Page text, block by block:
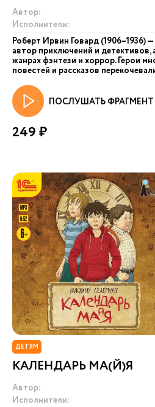
Автор:
Исполнители:
Роберт Ирвин Говард (1906–1936)
автор приключений и детективов,
жанрах фэнтези и хоррор. Герои
повестей и рассказов
ПОСЛУШАТЬ ФРАГМЕНТ
249 ₽
ДЕТЯМ
КАЛЕНДАРЬ МА(Й)Я
Автор:
Исполнители: